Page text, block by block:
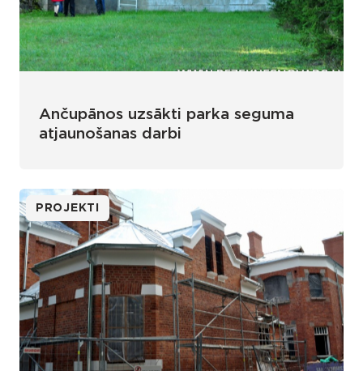
Ančupānos uzsākti parka seguma
atjaunošanas darbi
PROJEKTI